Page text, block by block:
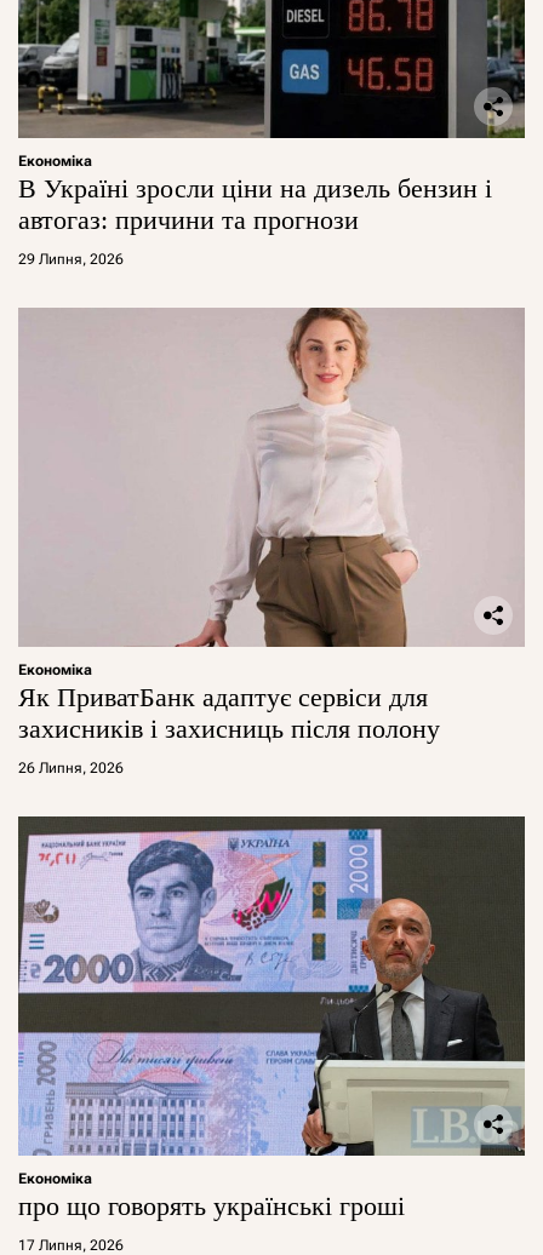
Економіка
В Україні зросли ціни на дизель бензин і
автогаз: причини та прогнози
29 Липня, 2026
Економіка
Як ПриватБанк адаптує сервіси для
захисників і захисниць після полону
26 Липня, 2026
Економіка
про що говорять українські гроші
17 Липня, 2026